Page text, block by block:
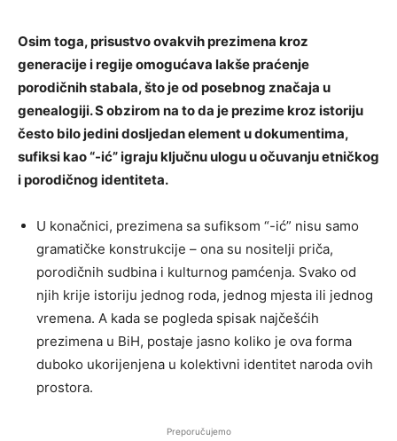
Osim toga, prisustvo ovakvih prezimena kroz
generacije i regije omogućava lakše praćenje
porodičnih stabala, što je od posebnog značaja u
genealogiji. S obzirom na to da je prezime kroz istoriju
često bilo jedini dosljedan element u dokumentima,
sufiksi kao “-ić” igraju ključnu ulogu u očuvanju etničkog
i porodičnog identiteta.
U konačnici, prezimena sa sufiksom “-ić” nisu samo
gramatičke konstrukcije – ona su nositelji priča,
porodičnih sudbina i kulturnog pamćenja. Svako od
njih krije istoriju jednog roda, jednog mjesta ili jednog
vremena. A kada se pogleda spisak najčešćih
prezimena u BiH, postaje jasno koliko je ova forma
duboko ukorijenjena u kolektivni identitet naroda ovih
prostora.
Preporučujemo